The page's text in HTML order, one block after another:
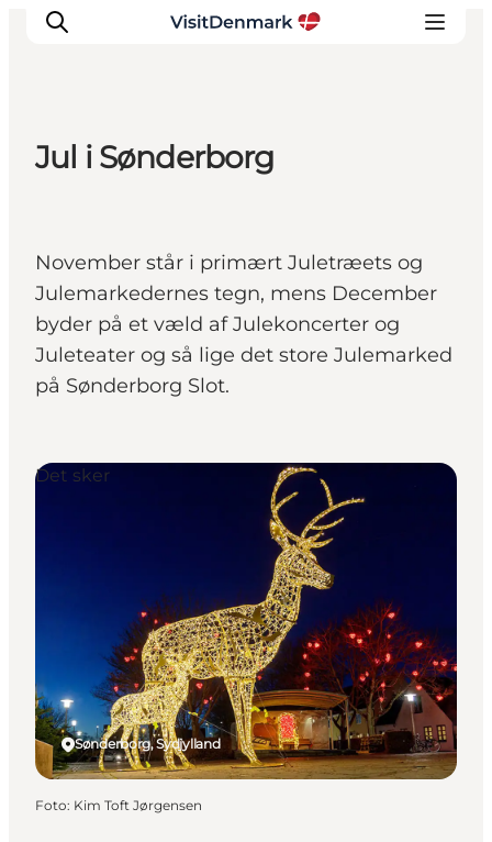
Oplevelser
Overnatning
Planlæg ferien
Jul i Sønderborg
November står i primært Juletræets og
Julemarkedernes tegn, mens December
byder på et væld af Julekoncerter og
Juleteater og så lige det store Julemarked
på Sønderborg Slot.
Sønderborg, Sydjylland
Det sker
Foto: Kim Toft Jørgensen